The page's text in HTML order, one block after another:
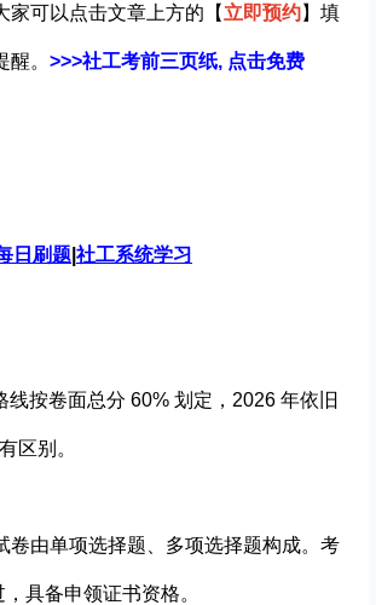
家可以点击文章上方的 【 立即预约】 填
。 >>>社工考前三页纸, 点击免费
日刷题 社工系统学习
按卷面总分 60% 划定，2026 年依旧
区别。
卷由单项选择题、多项选择题构成。考
具备申领证书资格。